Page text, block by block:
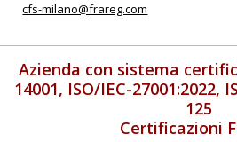
cfs-milano@frareg.com
Azienda con sistema
14001, ISO/IEC-27001:2022,
125
Certificazioni